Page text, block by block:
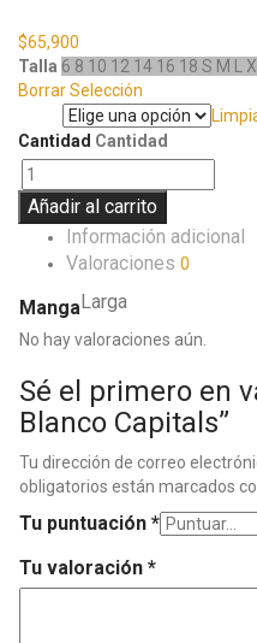
$65,900
Talla 6 8 10 12 14 16 18 S M L
Borrar Selección
Cantidad Cantidad
Añadir al carrito
Información adicional
Valoraciones 0
MangaLarga
No hay valoraciones aún.
Sé el primero en
Blanco Capitals”
Tu dirección de correo
obligatorios están marcados
Tu puntuación *
Tu valoración *